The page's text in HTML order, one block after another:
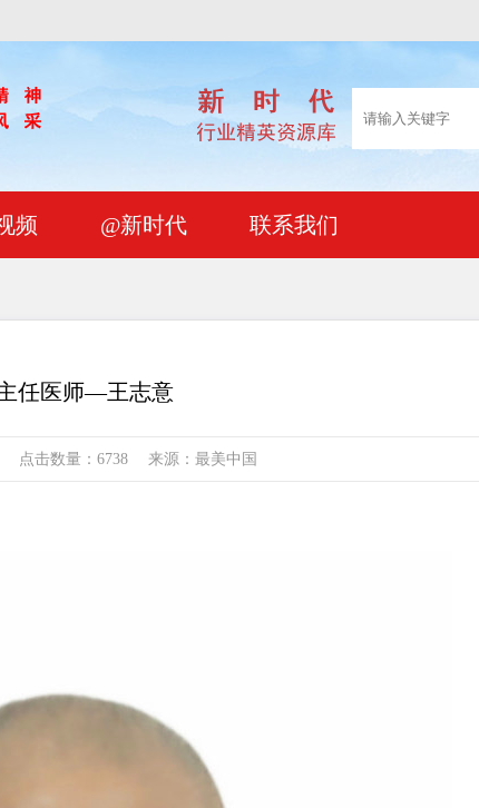
频 @新时代 联系我们
任医师—王志意
点击数量：6738 来源：最美中国